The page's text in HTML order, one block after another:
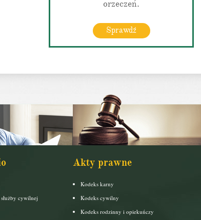
orzeczeń.
Sprawdź
cywilnej
Akty prawne
Kodeks karny
Kodeks cywilny
Kodeks rodzinny i opiekuńczy